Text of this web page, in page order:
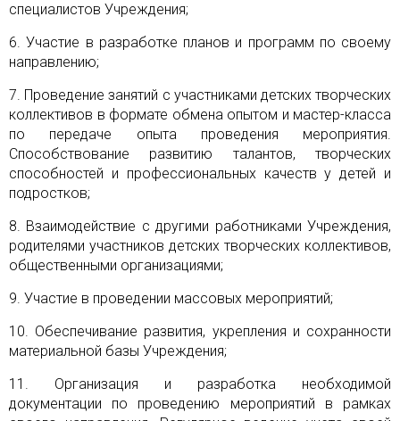
специалистов Учреждения;
6. Участие в разработке планов и программ по своему
направлению;
7. Проведение занятий с участниками детских творческих
коллективов в формате обмена опытом и мастер-класса
по передаче опыта проведения мероприятия.
Способствование развитию талантов, творческих
способностей и профессиональных качеств у детей и
подростков;
8. Взаимодействие с другими работниками Учреждения,
родителями участников детских творческих коллективов,
общественными организациями;
9. Участие в проведении массовых мероприятий;
10. Обеспечивание развития, укрепления и сохранности
материальной базы Учреждения;
11. Организация и разработка необходимой
документации по проведению мероприятий в рамках